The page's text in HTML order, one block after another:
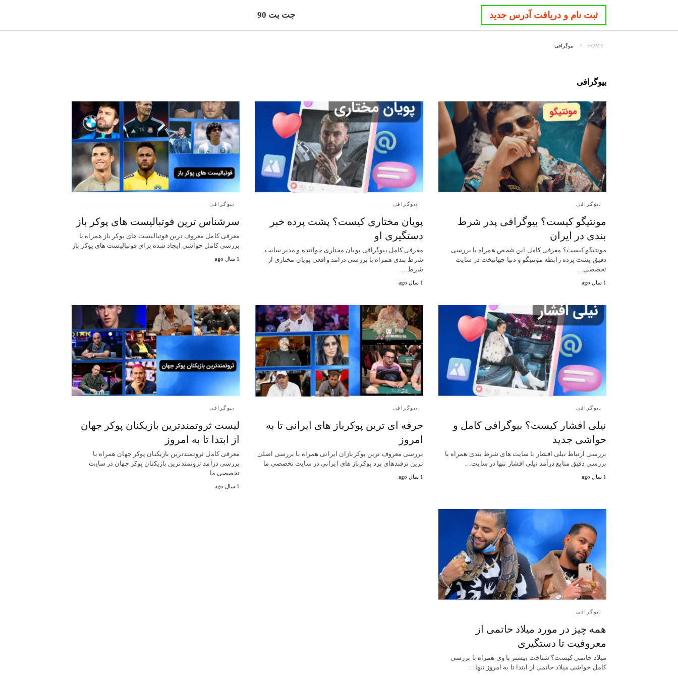
جت بت 90 ثبت نام و دریافت آدرس جدید
HOME بیوگرافی
بیوگرافی
بیوگرافی
مونتیگو کیست؟ بیوگرافی پدر شرط
بندی در ایران
مونتیگو کیست؟ معرفی کامل این شخص همراه با بررسی
دقیق پشت پرده رابطه مونتیگو و دنیا جهانبخت در سایت
تخصصی…
1 سال ago
بیوگرافی
پویان مختاری کیست؟ پشت پرده خبر
دستگیری او
معرفی کامل بیوگرافی پویان مختاری خواننده و مدیر سایت
شرط بندی همراه با بررسی درآمد واقعی پویان مختاری از
شرط…
1 سال ago
بیوگرافی
سرشناس ترین فوتبالیست‌ های پوکر باز
معرفی کامل معروف ترین فوتبالیست‌ های پوکر باز همراه با
بررسی کامل حواشی ایجاد شده برای فوتبالیست‌ های پوکر باز
1 سال ago
بیوگرافی
نیلی افشار کیست؟ بیوگرافی کامل و
حواشی جدید
بررسی ارتباط نیلی افشار با سایت‌ های شرط بندی همراه با
بررسی دقیق منابع درآمد نیلی افشار تنها در سایت…
1 سال ago
بیوگرافی
حرفه ای ترین پوکرباز های ایرانی تا به
امروز
بررسی معروف ترین پوکربازان ایرانی همراه با بررسی اصلی
ترین ترفندهای برد پوکرباز های ایرانی در سایت تخصصی ما
1 سال ago
بیوگرافی
لیست ثروتمندترین بازیکنان پوکر جهان
از ابتدا تا به امروز
معرفی کامل ثروتمندترین بازیکنان پوکر جهان همراه با
بررسی درآمد ثروتمندترین بازیکنان پوکر جهان در سایت
تخصصی ما
1 سال ago
بیوگرافی
همه چیز در مورد میلاد حاتمی از
معروفیت تا دستگیری
میلاد حاتمی کیست؟ شناخت بیشتر با وی همراه با بررسی
کامل حواشی میلاد حاتمی از ابتدا تا به امروز تنها…